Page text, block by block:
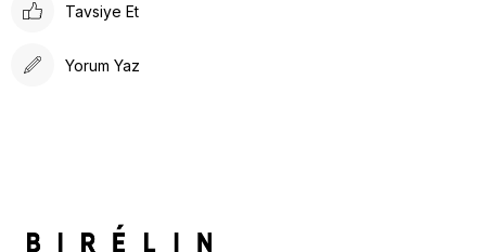
Tavsiye Et
Yorum Yaz